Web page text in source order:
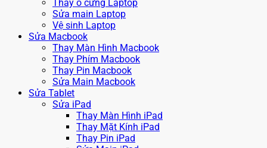
Thay ổ cứng Laptop
Sửa main Laptop
Vệ sinh Laptop
Sửa Macbook
Thay Màn Hình Macbook
Thay Phím Macbook
Thay Pin Macbook
Sửa Main Macbook
Sửa Tablet
Sửa iPad
Thay Màn Hình iPad
Thay Mặt Kính iPad
Thay Pin iPad